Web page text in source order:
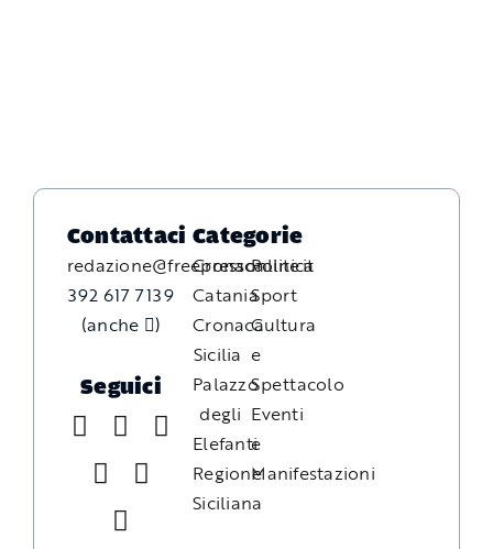
Contattaci
redazione@freepressonline.it
392 617 7139
(anche
)
Seguici
Categorie
Cronaca
Catania
Cronaca
Sicilia
Palazzo
degli
Elefanti
Regione
Siciliana
Politica
Sport
Cultura
e
Spettacolo
Eventi
e
Manifestazioni